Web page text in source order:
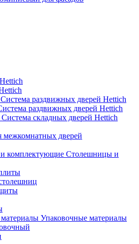
раздвижных дверей Hettich
раздвижных дверей Hettich
складных дверей Hettich
межкомнатных дверей
Столешницы и
Упаковочные материалы